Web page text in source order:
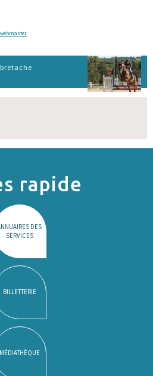
rapide
DES
SERVICES
BILLETTERIE
MÉDIATHÈQUE